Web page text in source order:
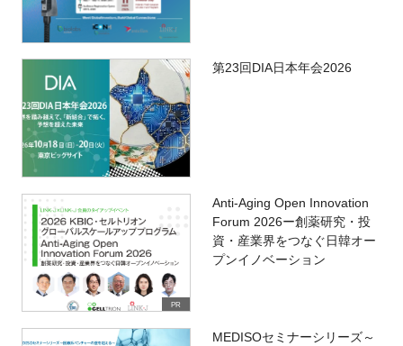
第23回DIA日本年会2026
PR
Anti-Aging Open Innovation
Forum 2026ー創薬研究・投
資・産業界をつなぐ日韓オー
プンイノベーション
MEDISOセミナーシリーズ～